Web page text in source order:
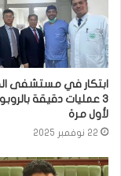
ابتكار في مستشفى
3 عمليات دقيقة
لأول مرة
22 نوفمبر 2025